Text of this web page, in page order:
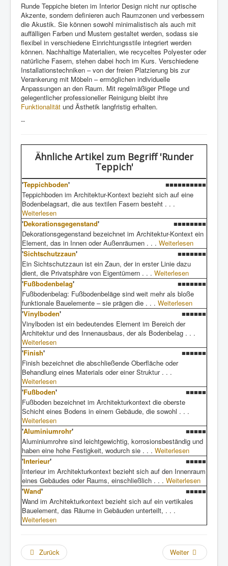
Runde Teppiche bieten im Interior Design nicht nur optische
Akzente, sondern definieren auch Raumzonen und verbessern
die Akustik. Sie können sowohl minimalistisch als auch mit
auffälligen Farben und Mustern gestaltet werden, sodass sie
flexibel in verschiedene Einrichtungsstile integriert werden
können. Nachhaltige Materialien, wie recyceltes Polyester oder
natürliche Fasern, stehen dabei hoch im Kurs. Verschiedene
Installationstechniken – von der freien Platzierung bis zur
Verankerung mit Möbeln – ermöglichen individuelle
Anpassungen an den Raum. Mit regelmäßiger Pflege und
gelegentlicher professioneller Reinigung bleibt ihre
Funktionalität und Ästhetik langfristig erhalten.
--
Ähnliche Artikelzum Begriff 'Runder
Teppich'
'Teppichboden'
■■■■■■■■■■
Teppichboden im Architektur-Kontext bezieht sich auf eine
Bodenbelagsart, die aus textilen Fasern besteht . . .
Weiterlesen
'Dekorationsgegenstand'
■■■■■■■■
Dekorationsgegenstand bezeichnet im Architektur-Kontext ein
Element, das in Innen oder Außenräumen . . . Weiterlesen
'Sichtschutzzaun'
■■■■■■■
Ein Sichtschutzzaun ist ein Zaun, der in erster Linie dazu
dient, die Privatsphäre von Eigentümern . . . Weiterlesen
'Fußbodenbelag'
■■■■■■■
Fußbodenbelag: Fußbodenbeläge sind weit mehr als bloße
funktionale Bauelemente – sie prägen die . . . Weiterlesen
'Vinylboden'
■■■■■■
Vinylboden ist ein bedeutendes Element im Bereich der
Architektur und des Innenausbaus, der als Bodenbelag . . .
Weiterlesen
'Finish'
■■■■■■
Finish bezeichnet die abschließende Oberfläche oder
Behandlung eines Materials oder einer Struktur . . .
Weiterlesen
'Fußboden'
■■■■■
Fußboden bezeichnet im Architekturkontext die oberste
Schicht eines Bodens in einem Gebäude, die sowohl . . .
Weiterlesen
'Aluminiumrohr'
■■■■■
Aluminiumrohre sind leichtgewichtig, korrosionsbeständig und
haben eine hohe Festigkeit, wodurch sie . . . Weiterlesen
'Interieur'
■■■■■
Interieur im Architekturkontext bezieht sich auf den Innenraum
eines Gebäudes oder Raums, einschließlich . . . Weiterlesen
'Wand'
■■■■■
Wand im Architekturkontext bezieht sich auf ein vertikales
Bauelement, das Räume in Gebäuden unterteilt, . . .
Weiterlesen
Zurück Weiter